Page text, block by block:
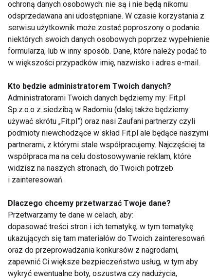
DOMOWE KOSMETYKI MLEKO
NAWILŻANIE SKÓRY URODA
Domowe kosmetyki
rozmarynu
kuchni
ochroną danych osobowych: nie są i nie będą nikomu
odsprzedawana ani udostępniane. W czasie korzystania z
serwisu użytkownik może zostać poproszony o podanie
niektórych swoich danych osobowych poprzez wypełnienie
formularza, lub w inny sposób. Dane, które należy podać to
w większości przypadków imię, nazwisko i adres e-mail.
Kto będzie administratorem Twoich danych?
Administratorami Twoich danych będziemy my: Fit.pl
Sp.z.o.o z siedzibą w Radomiu (dalej także będziemy
używać skrótu „Fit.pl”) oraz nasi Zaufani partnerzy czyli
podmioty niewchodzące w skład Fit.pl ale będące naszymi
partnerami, z którymi stale współpracujemy. Najczęściej ta
współpraca ma na celu dostosowywanie reklam, które
widzisz na naszych stronach, do Twoich potrzeb
i zainteresowań.
Dlaczego chcemy przetwarzać Twoje dane?
Przetwarzamy te dane w celach, aby:
dopasować treści stron i ich tematykę, w tym tematykę
ukazujących się tam materiałów do Twoich zainteresowań
oraz do przeprowadzania konkursów z nagrodami,
zapewnić Ci większe bezpieczeństwo usług, w tym aby
wykryć ewentualne boty, oszustwa czy nadużycia,